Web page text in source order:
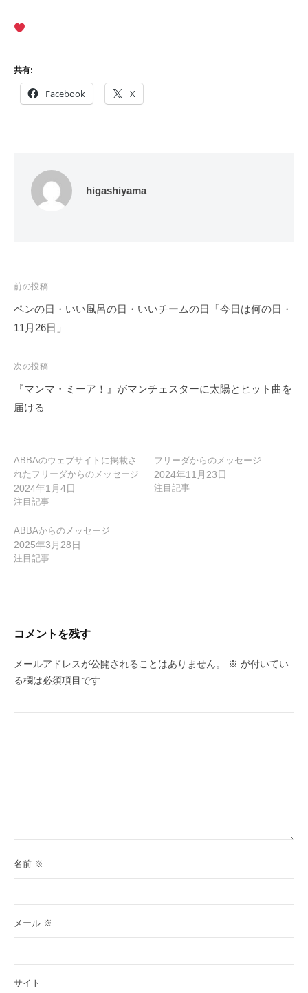
共有:
Facebook X
higashiyama
投
稿
ナ
ゲ
ー
シ
前の投稿
ペンの日・いい風呂の日・いいチームの日「今日は何の日・
11月26日」
次の投稿
『マンマ・ミーア！』がマンチェスターに太陽とヒット曲を
届ける
ABBAのウェブサイトに掲載さ
れたフリーダからのメッセージ
2024年1月4日
注目記事
フリーダからのメッセージ
2024年11月23日
注目記事
ABBAからのメッセージ
2025年3月28日
注目記事
コメントを残す
メールアドレスが公開されることはありません。 ※ が付いてい
る欄は必須項目です
名前 ※
メール ※
サイト